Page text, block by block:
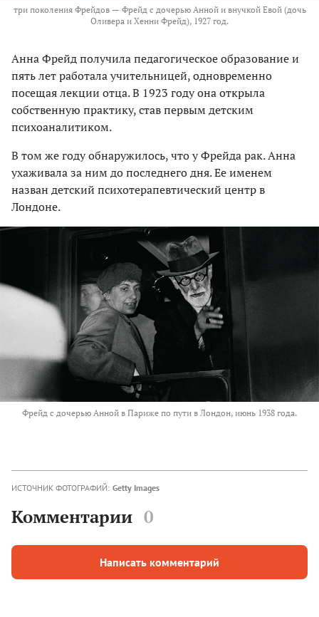
три поколения Фрейдов — Фрейд с дочерью Анной и внучкой Евой (дочь
Оливера и Хенни Фрейд), 1927 год.
Анна Фрейд получила педагогическое образование и
пять лет работала учительницей, одновременно
посещая лекции отца. В 1923 году она открыла
собственную практику, став первым детским
психоаналитиком.
В том же году обнаружилось, что у Фрейда рак. Анна
ухаживала за ним до последнего дня. Ее именем
назван детский психотерапевтический центр в
Лондоне.
Фрейд с дочерью Анной в Париже по пути в Лондон, июнь 1938 года.
ИСТОЧНИК ФОТОГРАФИЙ: Getty Images
Комментарии 0
Написать комментарий